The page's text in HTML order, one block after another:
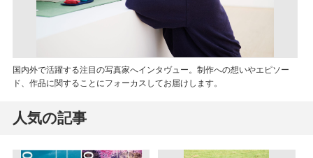
国内外で活躍する注目の写真家へインタヴュー。制作への想いやエピソー
ド、作品に関することにフォーカスしてお届けします。
人気の記事